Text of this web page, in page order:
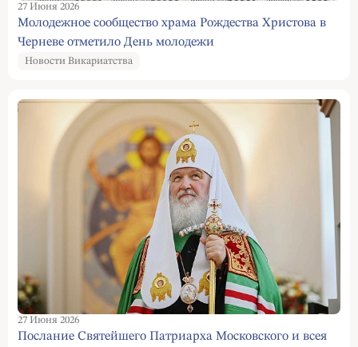
27 Июня 2026
Молодежное сообщество храма Рождества Христова в
Черневе отметило День молодежи
Новости Викариатства
27 Июня 2026
Послание Святейшего Патриарха Московского и всея